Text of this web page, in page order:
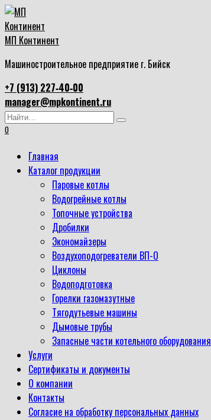
Перейти
к
содержанию
МП Континент
Машиностроительное предприятие г. Бийск
+7 (913) 227‑40‑00
manager@mpkontinent.ru
Search
for:
0
Главная
Каталог продукции
Паровые котлы
Водогрейные котлы
Топочные устройства
Дробилки
Экономайзеры
Воздухоподогреватели ВП-О
Циклоны
Водоподготовка
Горелки газомазутные
Тягодутьевые машины
Дымовые трубы
Запасные части котельного оборудования
Услуги
Сертификаты и документы
О компании
Контакты
Согласие на обработку персональных данных